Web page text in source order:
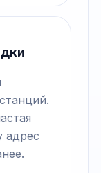
адрес